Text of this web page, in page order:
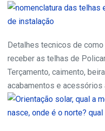
Detalhes tecnicos de
receber as telhas de
Terçamento, caimento,
acabamentos e acessórios